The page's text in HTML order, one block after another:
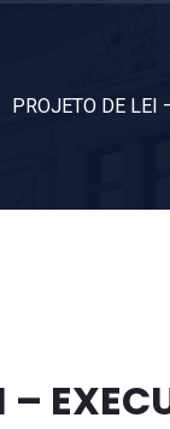
PROJETO DE LEI
–